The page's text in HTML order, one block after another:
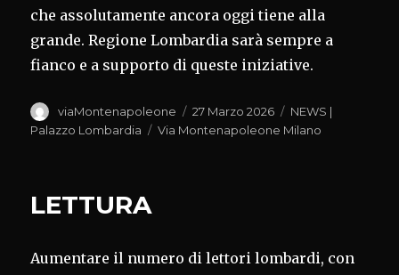
che assolutamente ancora oggi tiene alla
grande. Regione Lombardia sarà sempre a
fianco e a supporto di queste iniziative.
Autore
viaMontenapoleone
Pubblicato
il
27 Marzo 2026 Categorie
NEWS |
Palazzo Lombardia
Tag
Via Montenapoleone Milano
LETTURA
Aumentare il numero di lettori lombardi, con